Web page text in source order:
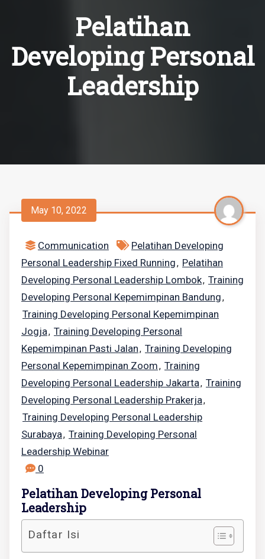
Pelatihan
Developing Personal
Leadership
May 10, 2022
Communication
Pelatihan Developing
Personal Leadership Fixed Running, Pelatihan
Developing Personal Leadership Lombok, Training
Developing Personal Kepemimpinan Bandung,
Training Developing Personal Kepemimpinan
Jogja, Training Developing Personal
Kepemimpinan Pasti Jalan, Training Developing
Personal Kepemimpinan Zoom, Training
Developing Personal Leadership Jakarta, Training
Developing Personal Leadership Prakerja,
Training Developing Personal Leadership
Surabaya, Training Developing Personal
Leadership Webinar
0
Pelatihan Developing Personal
Leadership
Daftar Isi